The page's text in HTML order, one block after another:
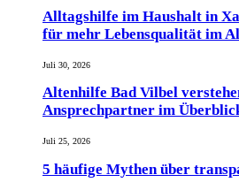
Alltagshilfe im Haushalt in
für mehr Lebensqualität im
Juli 30, 2026
Altenhilfe Bad Vilbel
Ansprechpartner im
Juli 25, 2026
5 häufige Mythen über